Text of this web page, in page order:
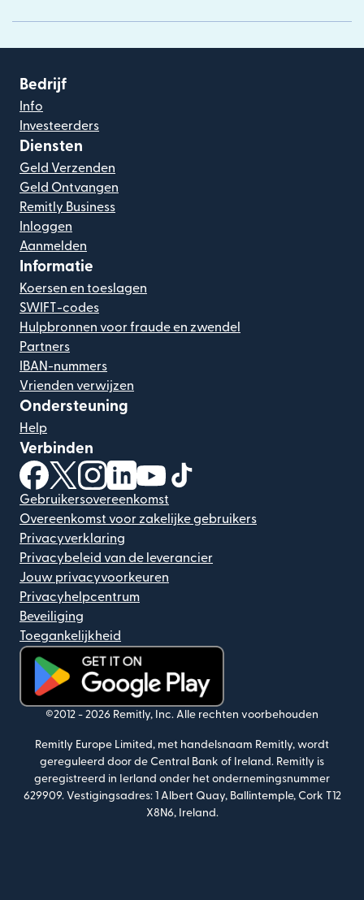
Bedrijf
Info
Investeerders
Diensten
Geld Verzenden
Geld Ontvangen
Remitly Business
Inloggen
Aanmelden
Informatie
Koersen en toeslagen
SWIFT-codes
Hulpbronnen voor fraude en zwendel
Partners
IBAN-nummers
Vrienden verwijzen
Ondersteuning
Help
Verbinden
(wordt geopend in een nieuw venster)
(wordt geopend in een nieuw venster)
(wordt geopend in een nieuw venster)
(wordt geopend in een nieuw venster)
(wordt geopend in een nieuw
Gebruikersovereenkomst
Overeenkomst voor zakelijke gebruikers
Privacyverklaring
Privacybeleid van de leverancier
Jouw privacyvoorkeuren
Privacyhelpcentrum
Beveiliging
Toegankelijkheid
(wordt geopend in een nieuw venster)
©2012 - 2026 Remitly, Inc. Alle rechten voorbehouden
Remitly Europe Limited, met handelsnaam Remitly, wordt
gereguleerd door de Central Bank of Ireland. Remitly is
geregistreerd in Ierland onder het ondernemingsnummer
629909. Vestigingsadres: 1 Albert Quay, Ballintemple, Cork T12
X8N6, Ireland.